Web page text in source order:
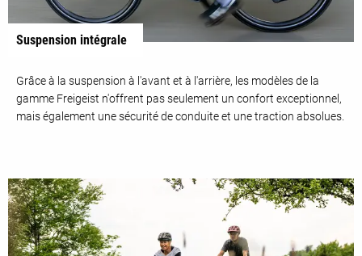
Suspension intégrale
Grâce à la suspension à l'avant et à l'arrière, les modèles de la
gamme Freigeist n'offrent pas seulement un confort exceptionnel,
mais également une sécurité de conduite et une traction absolues.